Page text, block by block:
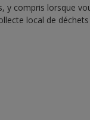
y compris lorsque
local de